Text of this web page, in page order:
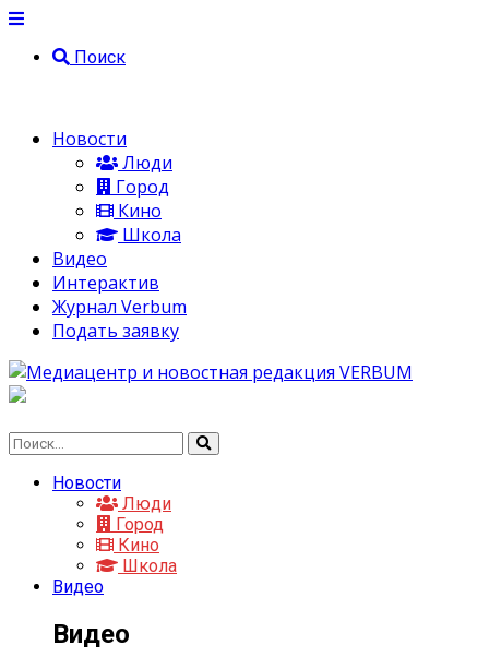
Поиск
Новости
Люди
Город
Кино
Школа
Видео
Интерактив
Журнал Verbum
Подать заявку
Новости
Люди
Город
Кино
Школа
Видео
Видео